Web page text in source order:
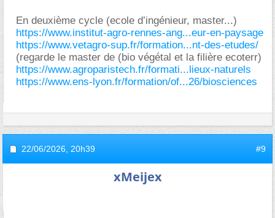
En deuxième cycle (ecole d’ingénieur, master...)
https://www.institut-agro-rennes-ang...eur-en-paysage
https://www.vetagro-sup.fr/formation...nt-des-etudes/
(regarde le master de (bio végétal et la filière ecoterr)
https://www.agroparistech.fr/formati...lieux-naturels
https://www.ens-lyon.fr/formation/of...26/biosciences
22/06/2026, 20h39 #9
xMeijex